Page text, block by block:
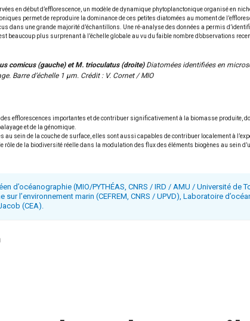
en début d’efflorescence, un modèle de dynamique phytoplanctonique organisé en
permet de reproduire la dominance de ces petites diatomées au moment de
dans une grande majorité d’échantillons. Une ré-analyse des données a permis
beaucoup plus surprenant à l’échelle globale au vu du faible nombre d’observations
comicus (gauche) et M. trioculatus (droite)Diatomées identifiées en
Barre d’échelle 1 µm. Crédit : V. Cornet / MIO
efflorescences importantes et de contribuer significativement à la biomasse produite,
et de la génomique.
sein de la couche de surface, elles sont aussi capables de contribuer localement à
de la biodiversité réelle dans la modulation des flux des éléments biogènes au sein
(MIO/PYTHÉAS, CNRS / IRD / AMU / Université de
l’environnement marin (CEFREM, CNRS / UPVD), Laboratoire
(CEA).